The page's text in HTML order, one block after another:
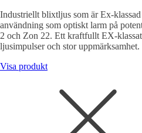
Industriellt blixtljus som är Ex-
användning som optiskt larm på
2 och Zon 22. Ett kraftfullt EX-
ljusimpulser och stor uppmärksamhet.
Visa produkt